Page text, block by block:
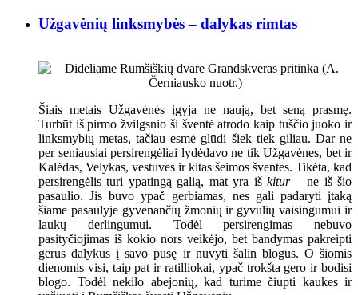
Užgavėnių linksmybės – dalykas rimtas
Šiais metais Užgavėnės įgyja ne naują, bet seną prasmę.
Turbūt iš pirmo žvilgsnio ši šventė atrodo kaip tuščio juoko ir
linksmybių metas, tačiau esmė glūdi šiek tiek giliau. Dar ne
per seniausiai persirengėliai lydėdavo ne tik Užgavėnes, bet ir
Kalėdas, Velykas, vestuves ir kitas šeimos šventes. Tikėta, kad
persirengėlis turi ypatingą galią, mat yra iškitur– ne iš šio
pasaulio. Jis buvo ypač gerbiamas, nes gali padaryti įtaką
šiame pasaulyje gyvenančių žmonių ir gyvulių vaisingumui ir
laukų derlingumui. Todėl persirengimas nebuvo
pasityčiojimas iš kokio nors veikėjo, bet bandymas pakreipti
gerus dalykus į savo pusę ir nuvyti šalin blogus. O šiomis
dienomis visi, taip pat ir ratilliokai, ypač trokšta gero ir bodisi
blogo. Todėl nekilo abejonių, kad turime čiupti kaukes ir